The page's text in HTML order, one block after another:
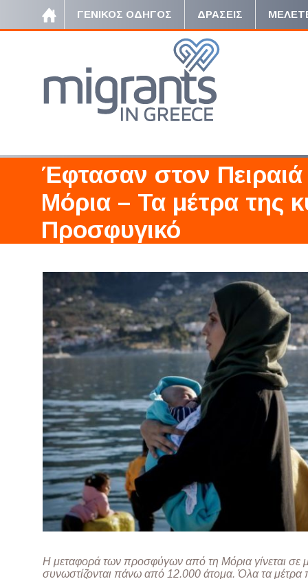
ΓΕΝΙΚΟΣ ΟΔΗΓΟΣ ΔΡΑΣΕΙΣ
Έφτασαν στον
Μόρια – Τα μέτρα της
Προσφυγικό
Η μεταφορά των προσφύγων από τη Μόρια γίνεται
συνωστίζονται πάνω από 12.000 άτομα. Όλα τα